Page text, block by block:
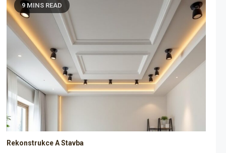
9 MINS READ
Rekonstrukce A Stavba